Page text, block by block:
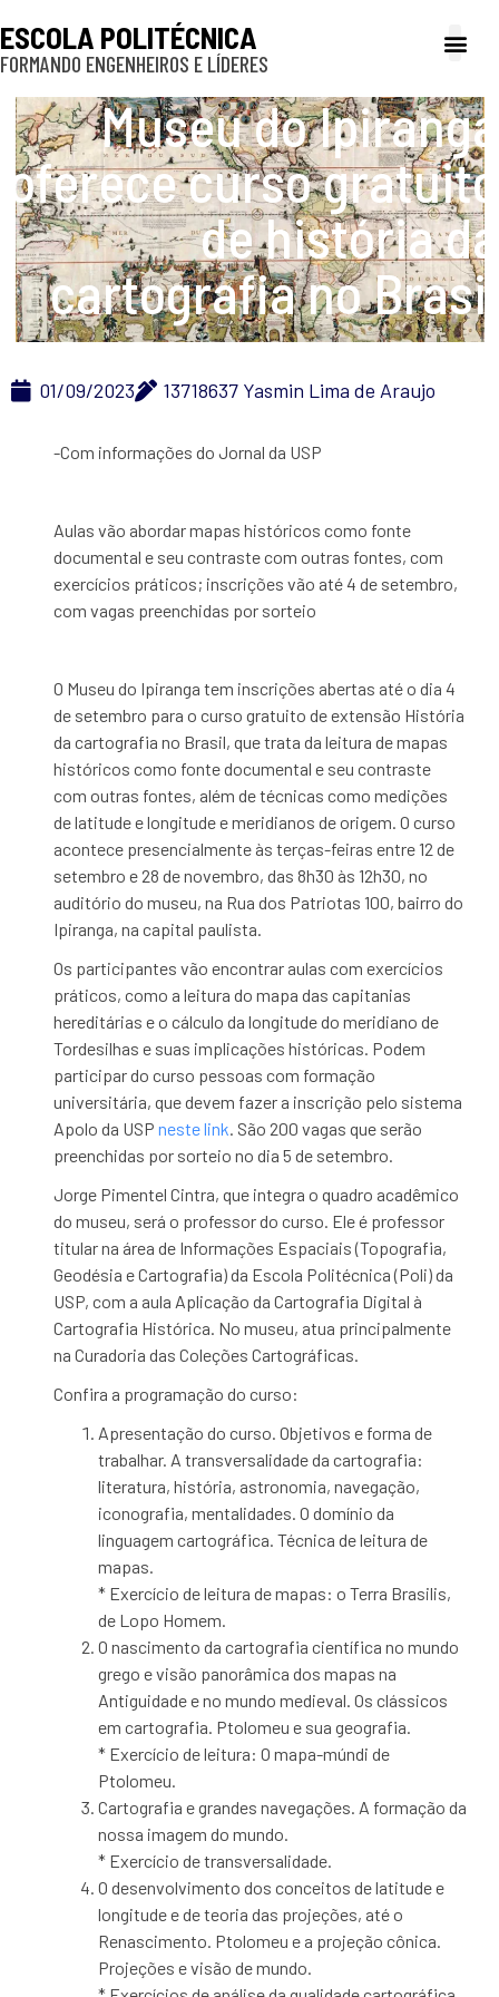
ESCOLA POLITÉCNICA
FORMANDO ENGENHEIROS E LÍDERES
Museu do Ipiranga
oferece curso gratuito
de história da
cartografia no Brasil
01/09/2023 13718637 Yasmin Lima de Araujo
-Com informações do Jornal da USP
Aulas vão abordar mapas históricos como fonte
documental e seu contraste com outras fontes, com
exercícios práticos; inscrições vão até 4 de setembro,
com vagas preenchidas por sorteio
O Museu do Ipiranga tem inscrições abertas até o dia 4
de setembro para o curso gratuito de extensão História
da cartografia no Brasil, que trata da leitura de mapas
históricos como fonte documental e seu contraste
com outras fontes, além de técnicas como medições
de latitude e longitude e meridianos de origem. O curso
acontece presencialmente às terças-feiras entre 12 de
setembro e 28 de novembro, das 8h30 às 12h30, no
auditório do museu, na Rua dos Patriotas 100, bairro do
Ipiranga, na capital paulista.
Os participantes vão encontrar aulas com exercícios
práticos, como a leitura do mapa das capitanias
hereditárias e o cálculo da longitude do meridiano de
Tordesilhas e suas implicações históricas. Podem
participar do curso pessoas com formação
universitária, que devem fazer a inscrição pelo sistema
Apolo da USPneste link. São 200 vagas que serão
preenchidas por sorteio no dia 5 de setembro.
Jorge Pimentel Cintra, que integra o quadro acadêmico
do museu, será o professor do curso. Ele é professor
titular na área de Informações Espaciais (Topografia,
Geodésia e Cartografia) da Escola Politécnica (Poli) da
USP, com a aula Aplicação da Cartografia Digital à
Cartografia Histórica. No museu, atua principalmente
na Curadoria das Coleções Cartográficas.
Confira a programação do curso:
Apresentação do curso. Objetivos e forma de
trabalhar. A transversalidade da cartografia:
literatura, história, astronomia, navegação,
iconografia, mentalidades. O domínio da
linguagem cartográfica. Técnica de leitura de
mapas.
* Exercício de leitura de mapas: o Terra Brasilis,
de Lopo Homem.
O nascimento da cartografia científica no mundo
grego e visão panorâmica dos mapas na
Antiguidade e no mundo medieval. Os clássicos
em cartografia. Ptolomeu e sua geografia.
* Exercício de leitura: O mapa-múndi de
Ptolomeu.
Cartografia e grandes navegações. A formação da
nossa imagem do mundo.
* Exercício de transversalidade.
O desenvolvimento dos conceitos de latitude e
longitude e de teoria das projeções, até o
Renascimento. Ptolomeu e a projeção cônica.
Projeções e visão de mundo.